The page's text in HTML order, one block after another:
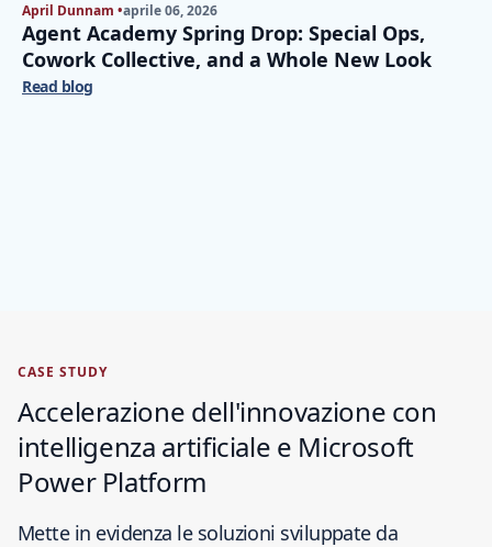
April Dunnam •aprile 06, 2026
Agent Academy Spring Drop: Special Ops,
Cowork Collective, and a Whole New Look
Read blog
CASE STUDY
Accelerazione dell'innovazione con
intelligenza artificiale e Microsoft
Power Platform
Mette in evidenza le soluzioni sviluppate da